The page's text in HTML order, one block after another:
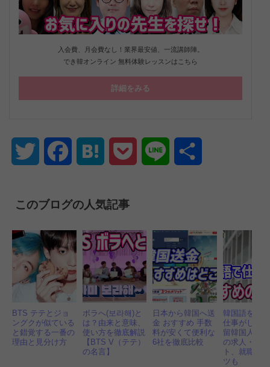
入会費、月会費なし！業界最安値、一流講師陣。
でき韓オンライン 無料体験レッスンはこちら
詳細をみる
Twitter FacebookHatena Pocket Line
このブログの人気記事
BTS テテとジョ
ングクが似ている
と錯覚する一番の
理由と見分け方
ボラへ(보라해)と
は？由来と意味、
使い方を徹底解説
【BTS V（テテ）
の名言】
日本から韓国へ送
金 おすすめ 手数
料が安くて便利な
6社を徹底比較
韓国語を活
仕事がした
留韓国人お
の求人・転
ト、就職成
ツも